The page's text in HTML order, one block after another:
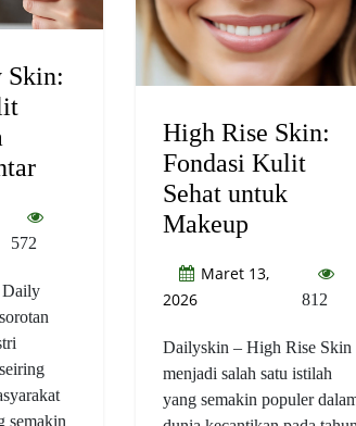
Skin:
572
Daily
semakin
High Rise Skin:
Fondasi Kulit
Sehat untuk
Makeup
Maret 13,
2026
812
Dailyskin – High Rise Skin
menjadi salah satu istilah
yang semakin populer